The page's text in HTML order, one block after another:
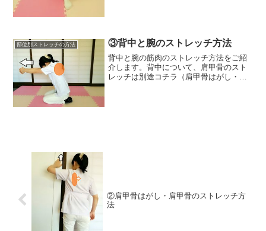
部位別ストレッチの方法 ③背中と腕のストレッチ方法
背中と腕の筋肉のストレッチ方法をご紹
介します。背中について、肩甲骨のスト
レッチは別途コチラ（肩甲骨はがし・肩
②肩甲骨はがし・肩甲骨のストレッチ方
法